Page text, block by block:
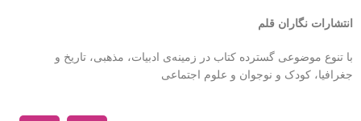
انتشارات نگاران قلم
با تنوع موضوعی گسترده کتاب در زمینه‌ی ادبیات، مذهبی، تاریخ و
جغرافیا، کودک و نوجوان و علوم اجتماعی